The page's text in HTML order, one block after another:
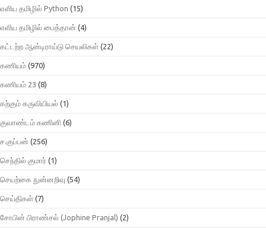
எளிய தமிழில் Python (15)
எளிய தமிழில் பைத்தான் (4)
கட்டற்ற ஆன்டிராய்டு செயலிகள் (22)
கணியம் (970)
கணியம் 23 (8)
கற்கும் கருவியியல் (1)
குவாண்டம் கணினி (6)
ச.குப்பன் (256)
செந்தில் குமார் (1)
செயற்கை நுன்னறிவு (54)
செய்திகள் (7)
சோபின் பிராண்சல் (Jophine Pranjal) (2)